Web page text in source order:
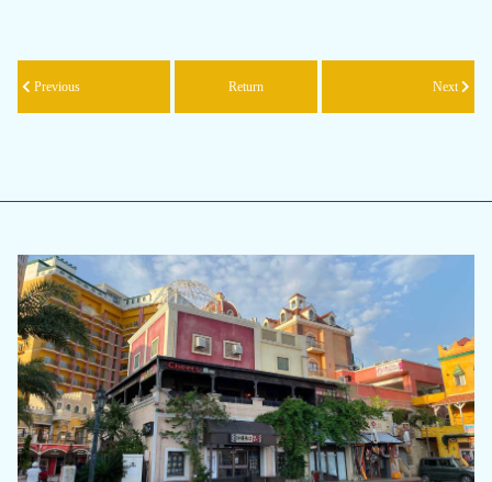
Previous Return Next